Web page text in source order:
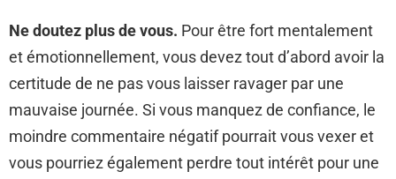
Ne doutez plus de vous. Pour être fort mentalement
et émotionnellement, vous devez tout d’abord avoir la
certitude de ne pas vous laisser ravager par une
mauvaise journée. Si vous manquez de confiance, le
moindre commentaire négatif pourrait vous vexer et
vous pourriez également perdre tout intérêt pour une